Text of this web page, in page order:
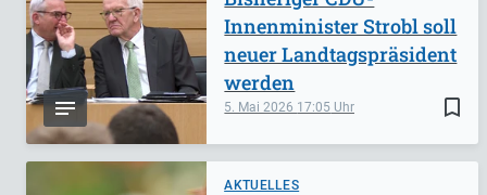
bookmark_border
5. Mai 2026 17:05
Innenminister Strobl soll
neuer Landtagspräsident
werden
AKTUELLES